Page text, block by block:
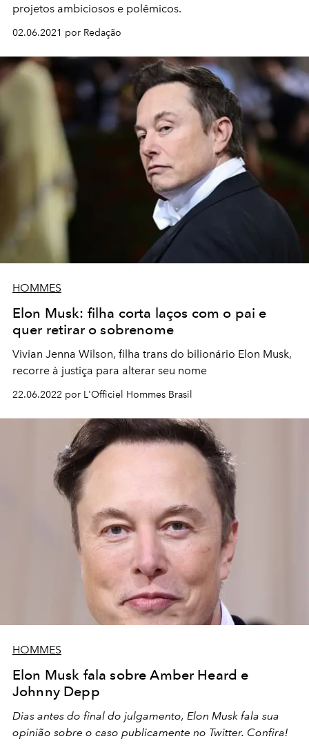
projetos ambiciosos e polêmicos.
02.06.2021 por Redação
HOMMES
Elon Musk: filha corta laços com o pai e
quer retirar o sobrenome
Vivian Jenna Wilson, filha trans do bilionário Elon Musk,
recorre à justiça para alterar seu nome
22.06.2022 por L'Officiel Hommes Brasil
HOMMES
Elon Musk fala sobre Amber Heard e
Johnny Depp
Dias antes do final do julgamento, Elon Musk fala sua
opinião sobre o caso publicamente no Twitter. Confira!